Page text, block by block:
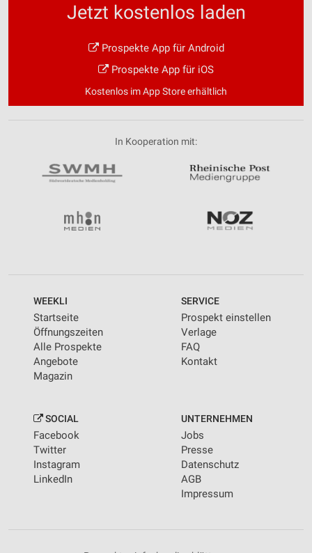
Jetzt kostenlos laden
Prospekte App für Android
Prospekte App für iOS
Kostenlos im App Store erhältlich
In Kooperation mit:
WEEKLI
Startseite
Öffnungszeiten
Alle Prospekte
Angebote
Magazin
SERVICE
Prospekt einstellen
Verlage
FAQ
Kontakt
SOCIAL
Facebook
Twitter
Instagram
LinkedIn
UNTERNEHMEN
Jobs
Presse
Datenschutz
AGB
Impressum